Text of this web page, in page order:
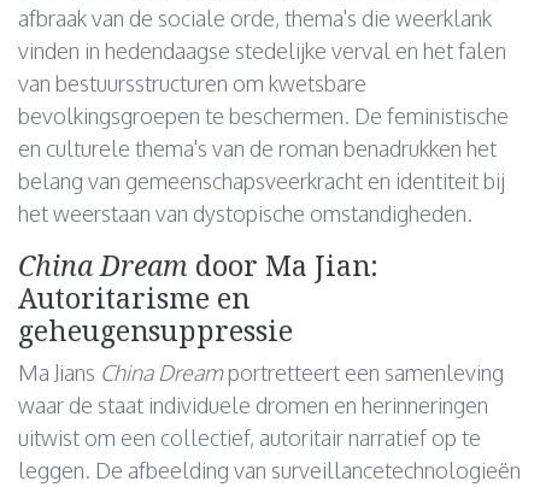
afbraak van de sociale orde, thema's die weerklank
vinden in hedendaagse stedelijke verval en het falen
van bestuursstructuren om kwetsbare
bevolkingsgroepen te beschermen. De feministische
en culturele thema's van de roman benadrukken het
belang van gemeenschapsveerkracht en identiteit bij
het weerstaan van dystopische omstandigheden.
China Dream door Ma Jian:
Autoritarisme en
geheugensuppressie
Ma Jians China Dreamportretteert een samenleving
waar de staat individuele dromen en herinneringen
uitwist om een collectief, autoritair narratief op te
leggen. De afbeelding van surveillancetechnologieën